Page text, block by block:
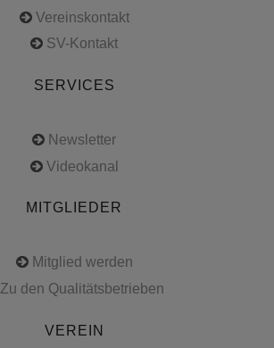
Vereinskontakt
SV-Kontakt
SERVICES
Newsletter
Videokanal
MITGLIEDER
Mitglied werden
Zu den Qualitätsbetrieben
VEREIN